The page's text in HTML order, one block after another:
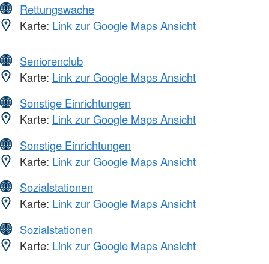
Rettungswache
Karte: Link zur Google Maps Ansicht
Seniorenclub
Karte: Link zur Google Maps Ansicht
Sonstige Einrichtungen
Karte: Link zur Google Maps Ansicht
Sonstige Einrichtungen
Karte: Link zur Google Maps Ansicht
Sozialstationen
Karte: Link zur Google Maps Ansicht
Sozialstationen
Karte: Link zur Google Maps Ansicht